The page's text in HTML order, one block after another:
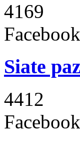
4169
Facebook
Siate
4412
Facebook